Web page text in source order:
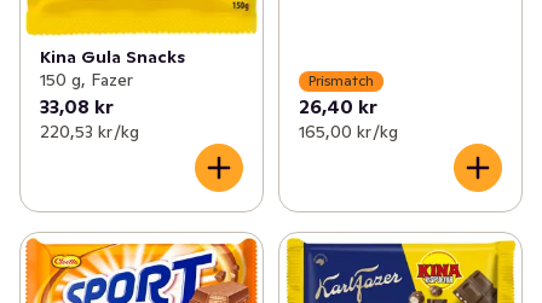
Kina Gula Snacks
150 g, Fazer
33,08 kr
220,53 kr /kg
Prismatch
26,40 kr
165,00 kr /kg